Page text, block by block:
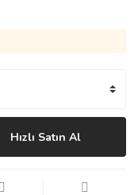
Hızlı Satın Al